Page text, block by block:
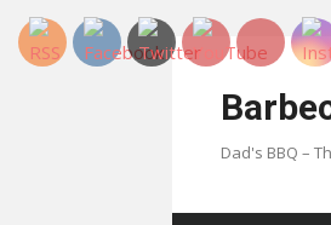
Skip
Dad's BBQ –